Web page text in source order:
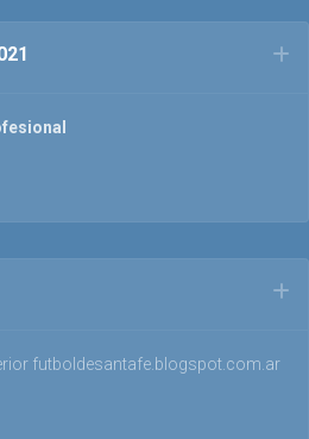
futboldesantafe.blogspot.com.ar